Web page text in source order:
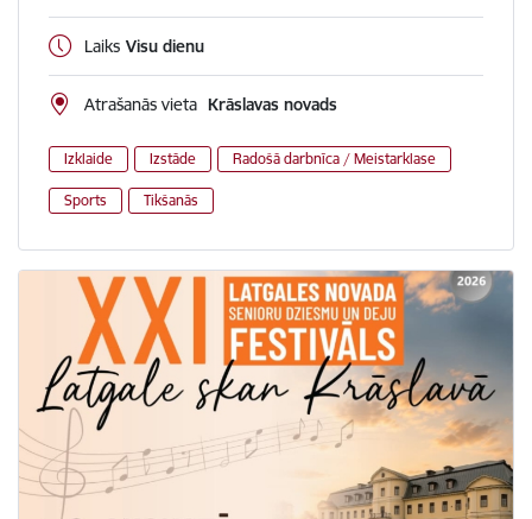
Laiks Visu dienu
Atrašanās vieta Krāslavas novads
Izklaide Izstāde Radošā darbnīca / Meistarklase
Sports Tikšanās